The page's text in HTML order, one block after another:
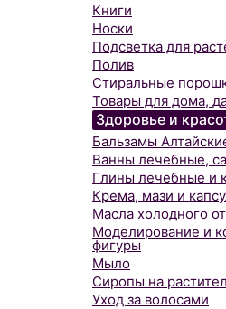
Книги
Носки
Подсветка для
Полив
Стиральные
Товары для дома,
Здоровье и
Бальзамы
Ванны лечебные,
Глины лечебные и
Крема, мази и
Масла холодного
Моделирование и
фигуры
Мыло
Сиропы на
Уход за волосами